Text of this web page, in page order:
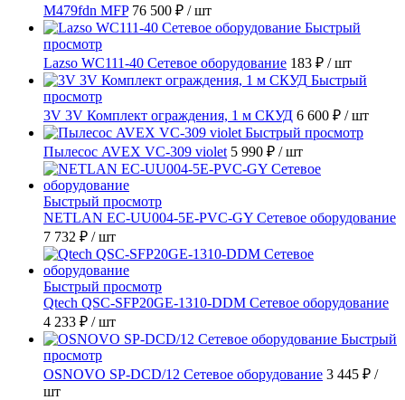
M479fdn MFP 76 500 ₽ / шт
Быстрый
просмотр
Lazso WC111-40 Сетевое оборудование 183 ₽ / шт
Быстрый
просмотр
3V 3V Комплект ограждения, 1 м СКУД 6 600 ₽ / шт
Быстрый просмотр
Пылесос AVEX VC-309 violet 5 990 ₽ / шт
Быстрый просмотр
NETLAN EC-UU004-5E-PVC-GY Сетевое оборудование
7 732 ₽ / шт
Быстрый просмотр
Qtech QSC-SFP20GE-1310-DDM Сетевое оборудование
4 233 ₽ / шт
Быстрый
просмотр
OSNOVO SP-DCD/12 Сетевое оборудование 3 445 ₽ /
шт